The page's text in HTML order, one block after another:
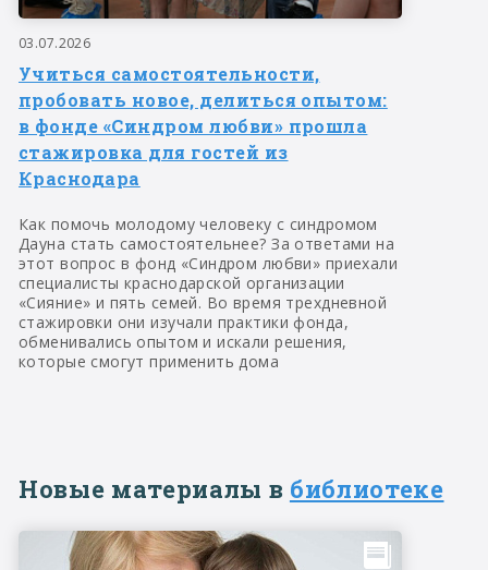
03.07.2026
Учиться самостоятельности,
пробовать новое, делиться опытом:
в фонде «Синдром любви» прошла
стажировка для гостей из
Краснодара
Как помочь молодому человеку с синдромом
Дауна стать самостоятельнее? За ответами на
этот вопрос в фонд «Синдром любви» приехали
специалисты краснодарской организации
«Сияние» и пять семей. Во время трехдневной
стажировки они изучали практики фонда,
обменивались опытом и искали решения,
которые смогут применить дома
Новые материалы в библиотеке